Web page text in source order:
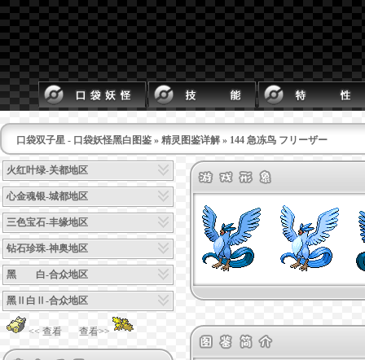
口袋双子星 - 口袋妖怪黑白图鉴 » 精灵图鉴详解 » 144 急冻鸟 フリーザー
火红叶绿-关都地区
心金魂银-城都地区
三色宝石-丰缘地区
钻石珍珠-神奥地区
黑 白-合众地区
黑Ⅱ白Ⅱ-合众地区
<< 查看 查看>>